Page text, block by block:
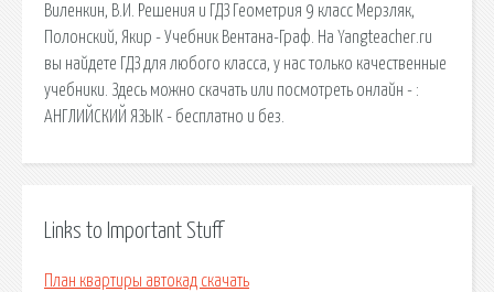
Виленкин, В.И. Решения и ГДЗ Геометрия 9 класс Мерзляк,
Полонский, Якир - Учебник Вентана-Граф. На Yangteacher.ru
вы найдете ГДЗ для любого класса, у нас только качественные
учебники. Здесь можно скачать или посмотреть онлайн - :
АНГЛИЙСКИЙ ЯЗЫК - бесплатно и без.
Links to Important Stuff
План квартиры автокад скачать